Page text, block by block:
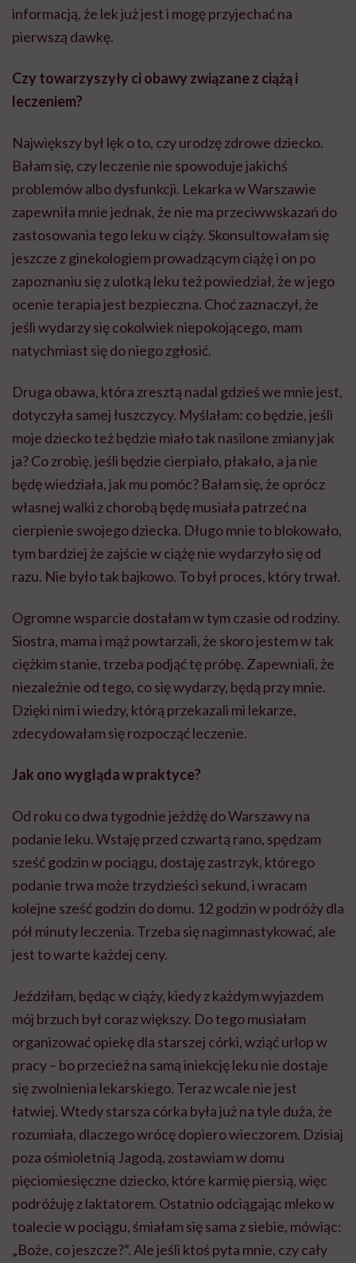
informacją, że lek już jest i mogę przyjechać na
pierwszą dawkę.
Czy towarzyszyły ci obawy związane z ciążą i
leczeniem?
Największy był lęk o to, czy urodzę zdrowe dziecko.
Bałam się, czy leczenie nie spowoduje jakichś
problemów albo dysfunkcji. Lekarka w Warszawie
zapewniła mnie jednak, że nie ma przeciwwskazań do
zastosowania tego leku w ciąży. Skonsultowałam się
jeszcze z ginekologiem prowadzącym ciążę i on po
zapoznaniu się z ulotką leku też powiedział, że w jego
ocenie terapia jest bezpieczna. Choć zaznaczył, że
jeśli wydarzy się cokolwiek niepokojącego, mam
natychmiast się do niego zgłosić.
Druga obawa, która zresztą nadal gdzieś we mnie jest,
dotyczyła samej łuszczycy. Myślałam: co będzie, jeśli
moje dziecko też będzie miało tak nasilone zmiany jak
ja? Co zrobię, jeśli będzie cierpiało, płakało, a ja nie
będę wiedziała, jak mu pomóc? Bałam się, że oprócz
własnej walki z chorobą będę musiała patrzeć na
cierpienie swojego dziecka. Długo mnie to blokowało,
tym bardziej że zajście w ciążę nie wydarzyło się od
razu. Nie było tak bajkowo. To był proces, który trwał.
Ogromne wsparcie dostałam w tym czasie od rodziny.
Siostra, mama i mąż powtarzali, że skoro jestem w tak
ciężkim stanie, trzeba podjąć tę próbę. Zapewniali, że
niezależnie od tego, co się wydarzy, będą przy mnie.
Dzięki nim i wiedzy, którą przekazali mi lekarze,
zdecydowałam się rozpocząć leczenie.
Jak ono wygląda w praktyce?
Od roku co dwa tygodnie jeżdżę do Warszawy na
podanie leku. Wstaję przed czwartą rano, spędzam
sześć godzin w pociągu, dostaję zastrzyk, którego
podanie trwa może trzydzieści sekund, i wracam
kolejne sześć godzin do domu. 12 godzin w podróży dla
pół minuty leczenia. Trzeba się nagimnastykować, ale
jest to warte każdej ceny.
Jeździłam, będąc w ciąży, kiedy z każdym wyjazdem
mój brzuch był coraz większy. Do tego musiałam
organizować opiekę dla starszej córki, wziąć urlop w
pracy – bo przecież na samą iniekcję leku nie dostaje
się zwolnienia lekarskiego. Teraz wcale nie jest
łatwiej. Wtedy starsza córka była już na tyle duża, że
rozumiała, dlaczego wrócę dopiero wieczorem. Dzisiaj
poza ośmioletnią Jagodą, zostawiam w domu
pięciomiesięczne dziecko, które karmię piersią, więc
podróżuję z laktatorem. Ostatnio odciągając mleko w
toalecie w pociągu, śmiałam się sama z siebie, mówiąc:
„Boże, co jeszcze?”. Ale jeśli ktoś pyta mnie, czy cały